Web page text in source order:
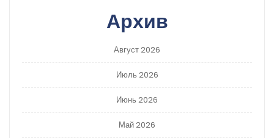
Архив
Август 2026
Июль 2026
Июнь 2026
Май 2026